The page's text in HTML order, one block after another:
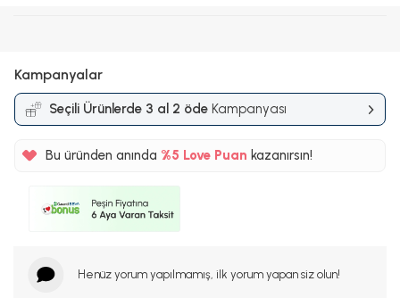
Kampanyalar
Seçili Ürünlerde 3 al 2 öde Kampanyası
Bu üründen anında %5
%5
Love Puan kazanırsın!
Henüz yorum yapılmamış, ilk yorum yapan siz olun!